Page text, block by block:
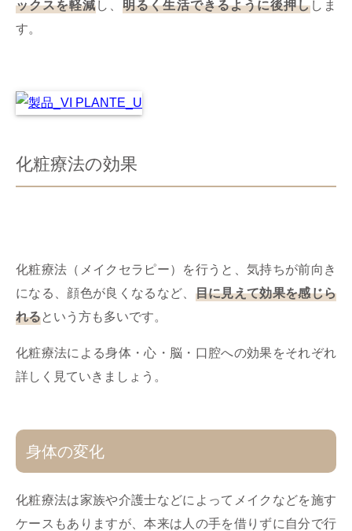
ックスを軽減し、明るく生活できるように後押ししま
す。
化粧療法の効果
化粧療法（メイクセラピー）を行うと、気持ちが前向き
になる、顔色が良くなるなど、 目に見えて効果を感じら
れるという方も多いです。
化粧療法による身体・心・脳・口腔への効果をそれぞれ
詳しく見ていきましょう。
身体の変化
化粧療法は家族や介護士などによってメイクなどを施す
ケースもありますが、本来は人の手を借りずに自分で行